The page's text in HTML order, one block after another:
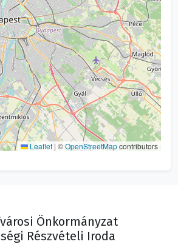
Leaflet | ©OpenStreetMapcontributors
Önkormányzat
Részvételi Iroda